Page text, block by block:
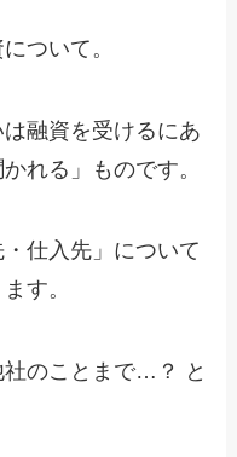
ついて。
融資を受けるにあ
れる」ものです。
仕入先」について
す。
社のことまで…？ と